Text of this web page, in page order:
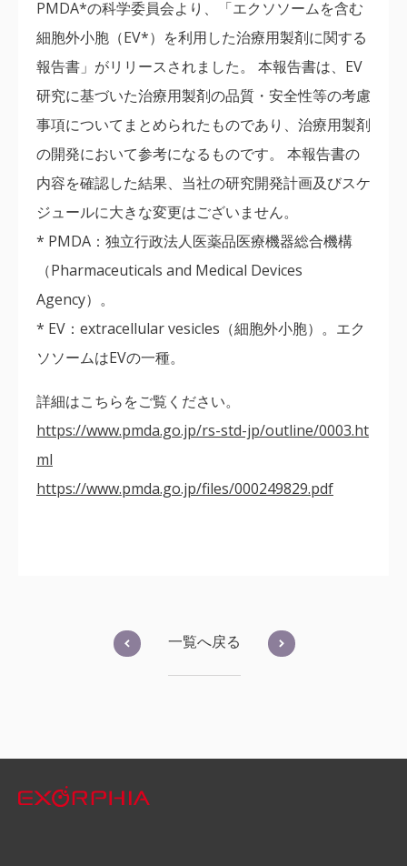
PMDA*の科学委員会より、「エクソソームを含む
細胞外小胞（EV*）を利用した治療用製剤に関する
報告書」がリリースされました。 本報告書は、EV
研究に基づいた治療用製剤の品質・安全性等の考慮
事項についてまとめられたものであり、治療用製剤
の開発において参考になるものです。 本報告書の
内容を確認した結果、当社の研究開発計画及びスケ
ジュールに大きな変更はございません。
* PMDA：独立行政法人医薬品医療機器総合機構
（Pharmaceuticals and Medical Devices
Agency）。
* EV：extracellular vesicles（細胞外小胞）。エク
ソソームはEVの一種。
詳細はこちらをご覧ください。
https://www.pmda.go.jp/rs-std-jp/outline/0003.ht
ml
https://www.pmda.go.jp/files/000249829.pdf
一覧へ戻る